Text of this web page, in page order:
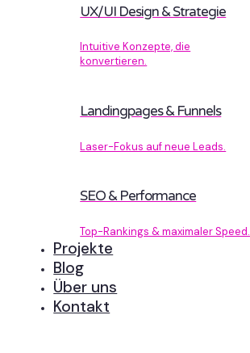
UX/UI Design & Strategie
Intuitive Konzepte, die
konvertieren.
Landingpages & Funnels
Laser-Fokus auf neue Leads.
SEO & Performance
Top-Rankings & maximaler Speed.
Projekte
Blog
Über uns
Kontakt